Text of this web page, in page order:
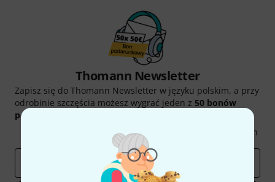
Thomann Newsletter
Zapisz się do Thomann Newsletter w języku polskim, a przy
odrobinie szczęścia możesz wygrać jeden z 50 bonów
podarunkowych
Oferty Spostrzeżenia Thomann